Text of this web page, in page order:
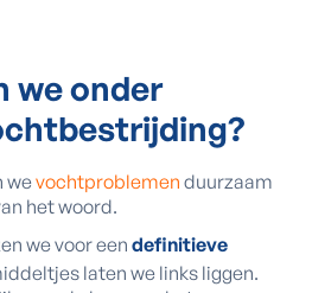
we onder
wevochtproblemen duurzaam
het woord.
we voor een definitieve
laten we links liggen.